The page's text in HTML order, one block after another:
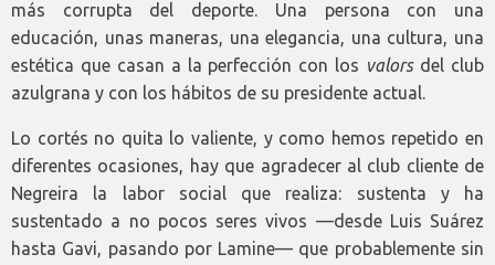
más corrupta del deporte. Una persona con una
educación, unas maneras, una elegancia, una cultura, una
estética que casan a la perfección con los valorsdel club
azulgrana y con los hábitos de su presidente actual.
Lo cortés no quita lo valiente, y como hemos repetido en
diferentes ocasiones, hay que agradecer al club cliente de
Negreira la labor social que realiza: sustenta y ha
sustentado a no pocos seres vivos —desde Luis Suárez
hasta Gavi, pasando por Lamine— que probablemente sin